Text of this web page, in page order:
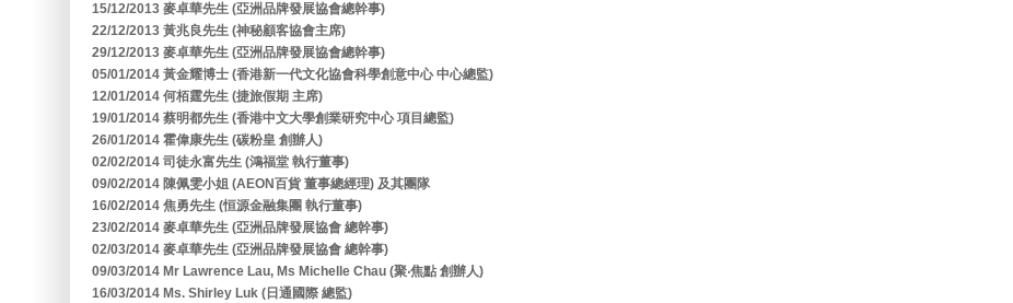
15/12/2013 麥卓華先生 (亞洲品牌發展協會總幹事)
22/12/2013 黃兆良先生 (神秘顧客協會主席)
29/12/2013 麥卓華先生 (亞洲品牌發展協會總幹事)
05/01/2014 黃金耀博士 (香港新一代文化協會科學創意中心 中心總監)
12/01/2014 何栢霆先生 (捷旅假期 主席)
19/01/2014 蔡明都先生 (香港中文大學創業研究中心 項目總監)
26/01/2014 霍偉康先生 (碳粉皇 創辦人)
02/02/2014 司徒永富先生 (鴻福堂 執行董事)
09/02/2014 陳佩雯小姐 (AEON百貨 董事總經理) 及其團隊
16/02/2014 焦勇先生 (恒源金融集團 執行董事)
23/02/2014 麥卓華先生 (亞洲品牌發展協會 總幹事)
02/03/2014 麥卓華先生 (亞洲品牌發展協會 總幹事)
09/03/2014 Mr Lawrence Lau, Ms Michelle Chau (聚‧焦點 創辦人)
16/03/2014 Ms. Shirley Luk (日通國際 總監)